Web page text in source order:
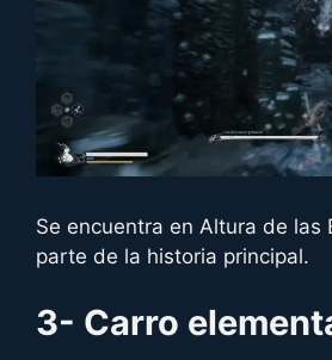
Se encuentra en Altura de las
parte de la historia principal.
3- Carro